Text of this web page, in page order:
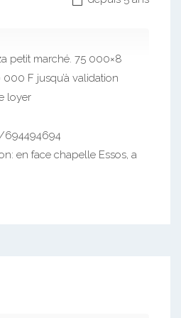
petit marché. 75 000×8
000 F jusqu’à validation
loyer
694494694
en face chapelle Essos, a